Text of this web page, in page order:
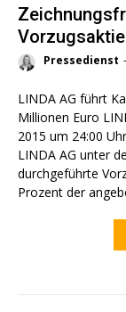
Pressedienst -
LINDA AG führt
Millionen Euro LINDA AG LogoKöln, 27.05.2015 - Am 13. Mai
2015 um 24:00
LINDA AG unter
durchgeführte Vorzugsaktienprogramm . Annähernd 80
Prozent der